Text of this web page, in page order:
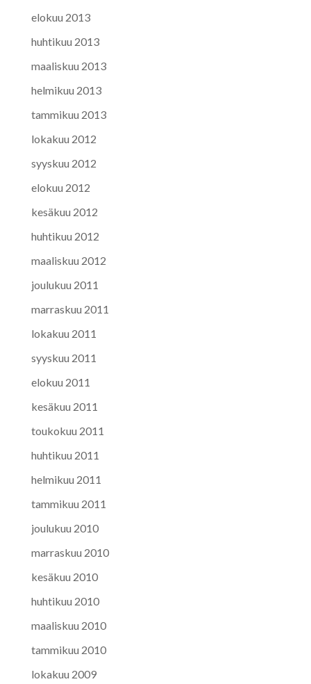
elokuu 2013
huhtikuu 2013
maaliskuu 2013
helmikuu 2013
tammikuu 2013
lokakuu 2012
syyskuu 2012
elokuu 2012
kesäkuu 2012
huhtikuu 2012
maaliskuu 2012
joulukuu 2011
marraskuu 2011
lokakuu 2011
syyskuu 2011
elokuu 2011
kesäkuu 2011
toukokuu 2011
huhtikuu 2011
helmikuu 2011
tammikuu 2011
joulukuu 2010
marraskuu 2010
kesäkuu 2010
huhtikuu 2010
maaliskuu 2010
tammikuu 2010
lokakuu 2009